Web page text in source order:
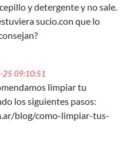
y detergente y no sale.
sucio.con que lo
25 09:10:51
limpiar tu
los siguientes pasos:
blog/como-limpiar-tus-